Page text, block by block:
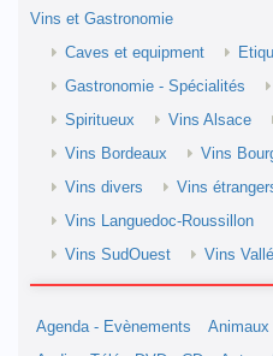
Vins et Gastronomie
Caves et equipment
Gastronomie - Spécialités
Spiritueux
Vins Alsace
Vins Bordeaux
Vins
Vins divers
Vins
Vins Languedoc-Roussillon
Vins SudOuest
Vins
Agenda - Evènements Animaux